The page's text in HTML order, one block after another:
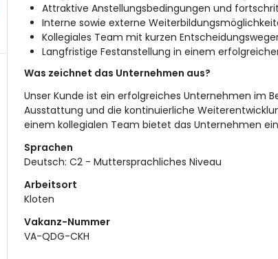
Attraktive Anstellungsbedingungen und
Interne sowie externe
Kollegiales Team mit kurzen
Langfristige Festanstellung in einem
Was zeichnet das Unternehmen aus?
Unser Kunde ist ein erfolgreiches Unternehmen im
Ausstattung und die kontinuierliche
einem kollegialen Team bietet das Unternehmen
Sprachen
Deutsch: C2 - Muttersprachliches Niveau
Arbeitsort
Kloten
Vakanz-Nummer
VA-QDG-CKH